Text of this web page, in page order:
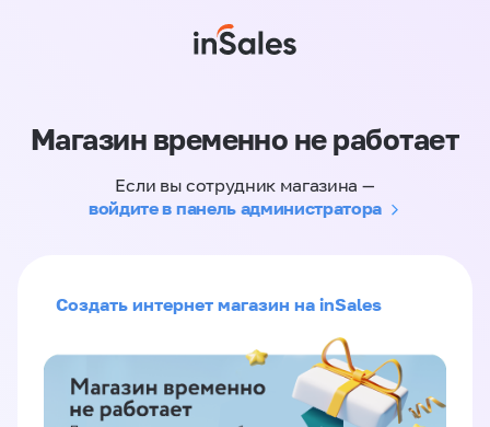
Магазин временно не работает
Если вы сотрудник магазина —
войдите в панель администратора
Создать интернет магазин на inSales